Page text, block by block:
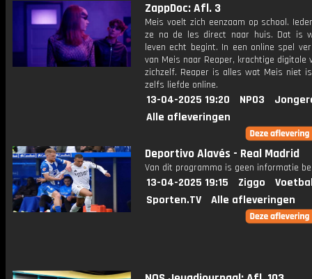
ZappDoc: Afl. 3
Meis voelt zich eenzaam op school.
ze na de les direct naar huis. Dat is
leven echt begint. In een online spel
van Meis naar Reaper, krachtige digitale
zichzelf. Reaper is alles wat Meis niet
zelfs liefde online.
13-04-2025 19:20 NPO3
Alle afleveringen
Deportivo Alavés - Real Madrid
Van dit programma is geen informatie
13-04-2025 19:15 Ziggo
Sporten.TV
Alle afleveringen